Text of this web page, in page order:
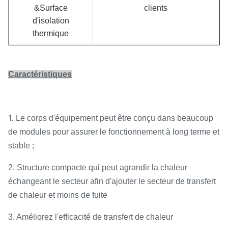
&Surface
d'isolation
thermique
clients
Caractéristiques
1. Le corps d'équipement peut être conçu dans beaucoup
de modules pour assurer le fonctionnement à long terme et
stable ;
2. Structure compacte qui peut agrandir la chaleur
échangeant le secteur afin d'ajouter le secteur de transfert
de chaleur et moins de fuite
3. Améliorez l'efficacité de transfert de chaleur